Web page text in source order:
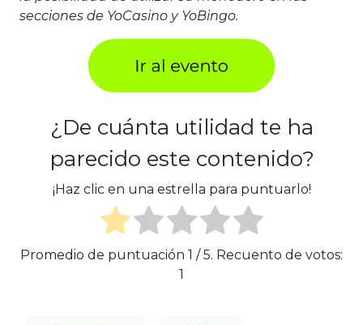
secciones de YoCasino y YoBingo.
¿De cuánta utilidad te ha
parecido este contenido?
¡Haz clic en una estrella para puntuarlo!
Promedio de puntuación 1 / 5. Recuento de votos:
1